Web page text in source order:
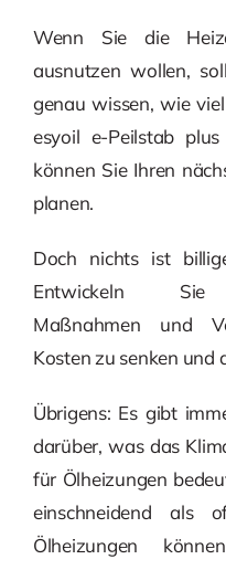
Wenn Sie die
ausnutzen wollen,
genau wissen, wie
esyoil e-Peilstab
können Sie Ihren
planen.
Doch nichts ist
Entwickeln Sie
Maßnahmen und
Kosten zu senken und
Übrigens: Es gibt
darüber, was das
für Ölheizungen
einschneidend als
Ölheizungen